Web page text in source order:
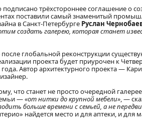
подписано трёхстороннее соглашение о
поставили самый знаменитый
в Санкт-Петербурге Руслан
создать галерею, которая станет
глобальной реконструкции
проекта будет приурочен к
года. Автор архитектурного проекта —
что станет не просто очередной
—«от нитки до крупной мебели», —
больше времени с семьей, а не
найдется место и для аптеки, и для